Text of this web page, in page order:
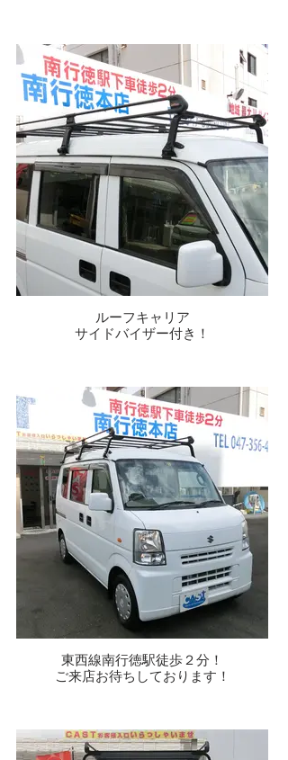
ルーフキャリア
サイドバイザー付き！
東西線南行徳駅徒歩２分！
ご来店お待ちしております！